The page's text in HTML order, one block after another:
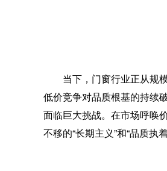
当下，门窗行业正从规
低价竞争对品质根基的持续
面临巨大挑战。在市场呼唤
不移的“长期主义”和“品质